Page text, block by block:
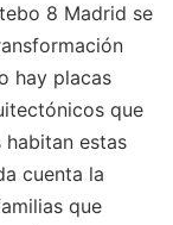
8 Madrid se
hay placas
que
estas
cuenta la
que